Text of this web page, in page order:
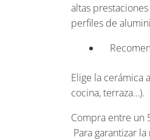
altas
perfiles de
Elige la cerámica
cocina, terraza…).
Compra entre un
Para garantizar